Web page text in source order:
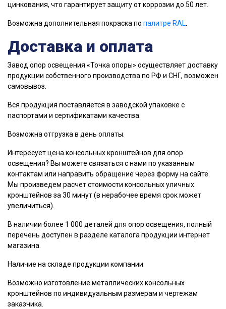
цинкования, что гарантирует защиту от коррозии до 50 лет.
Возможна дополнительная покраска по палитре RAL
Доставка и оплата
Завод опор освещения «Точка опоры» осуществляет доставку
продукции собственного производства по РФ и СНГ, возможен
самовывоз.
Вся продукция поставляется в заводской упаковке с
паспортами и сертификатами качества.
Возможна отгрузка в день оплаты.
Интересует цена консольных кронштейнов для опор
освещения? Вы можете связаться с нами по указанным
контактам или направить обращение через форму на сайте.
Мы произведем расчет стоимости консольных уличных
кронштейнов за 30 минут (в нерабочее время срок может
увеличиться).
В наличии более 1 000 деталей для опор освещения, полный
перечень доступен в разделе каталога продукции интернет
магазина.
Наличие на складе продукции компании
Возможно изготовление металлических консольных
кронштейнов по индивидуальным размерам и чертежам
заказчика.